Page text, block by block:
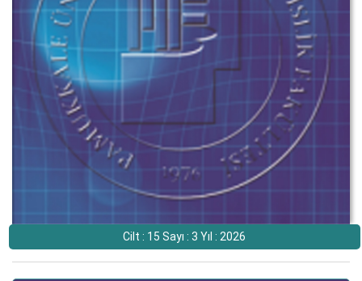
Cilt : 15 Sayı : 3 Yıl : 2026